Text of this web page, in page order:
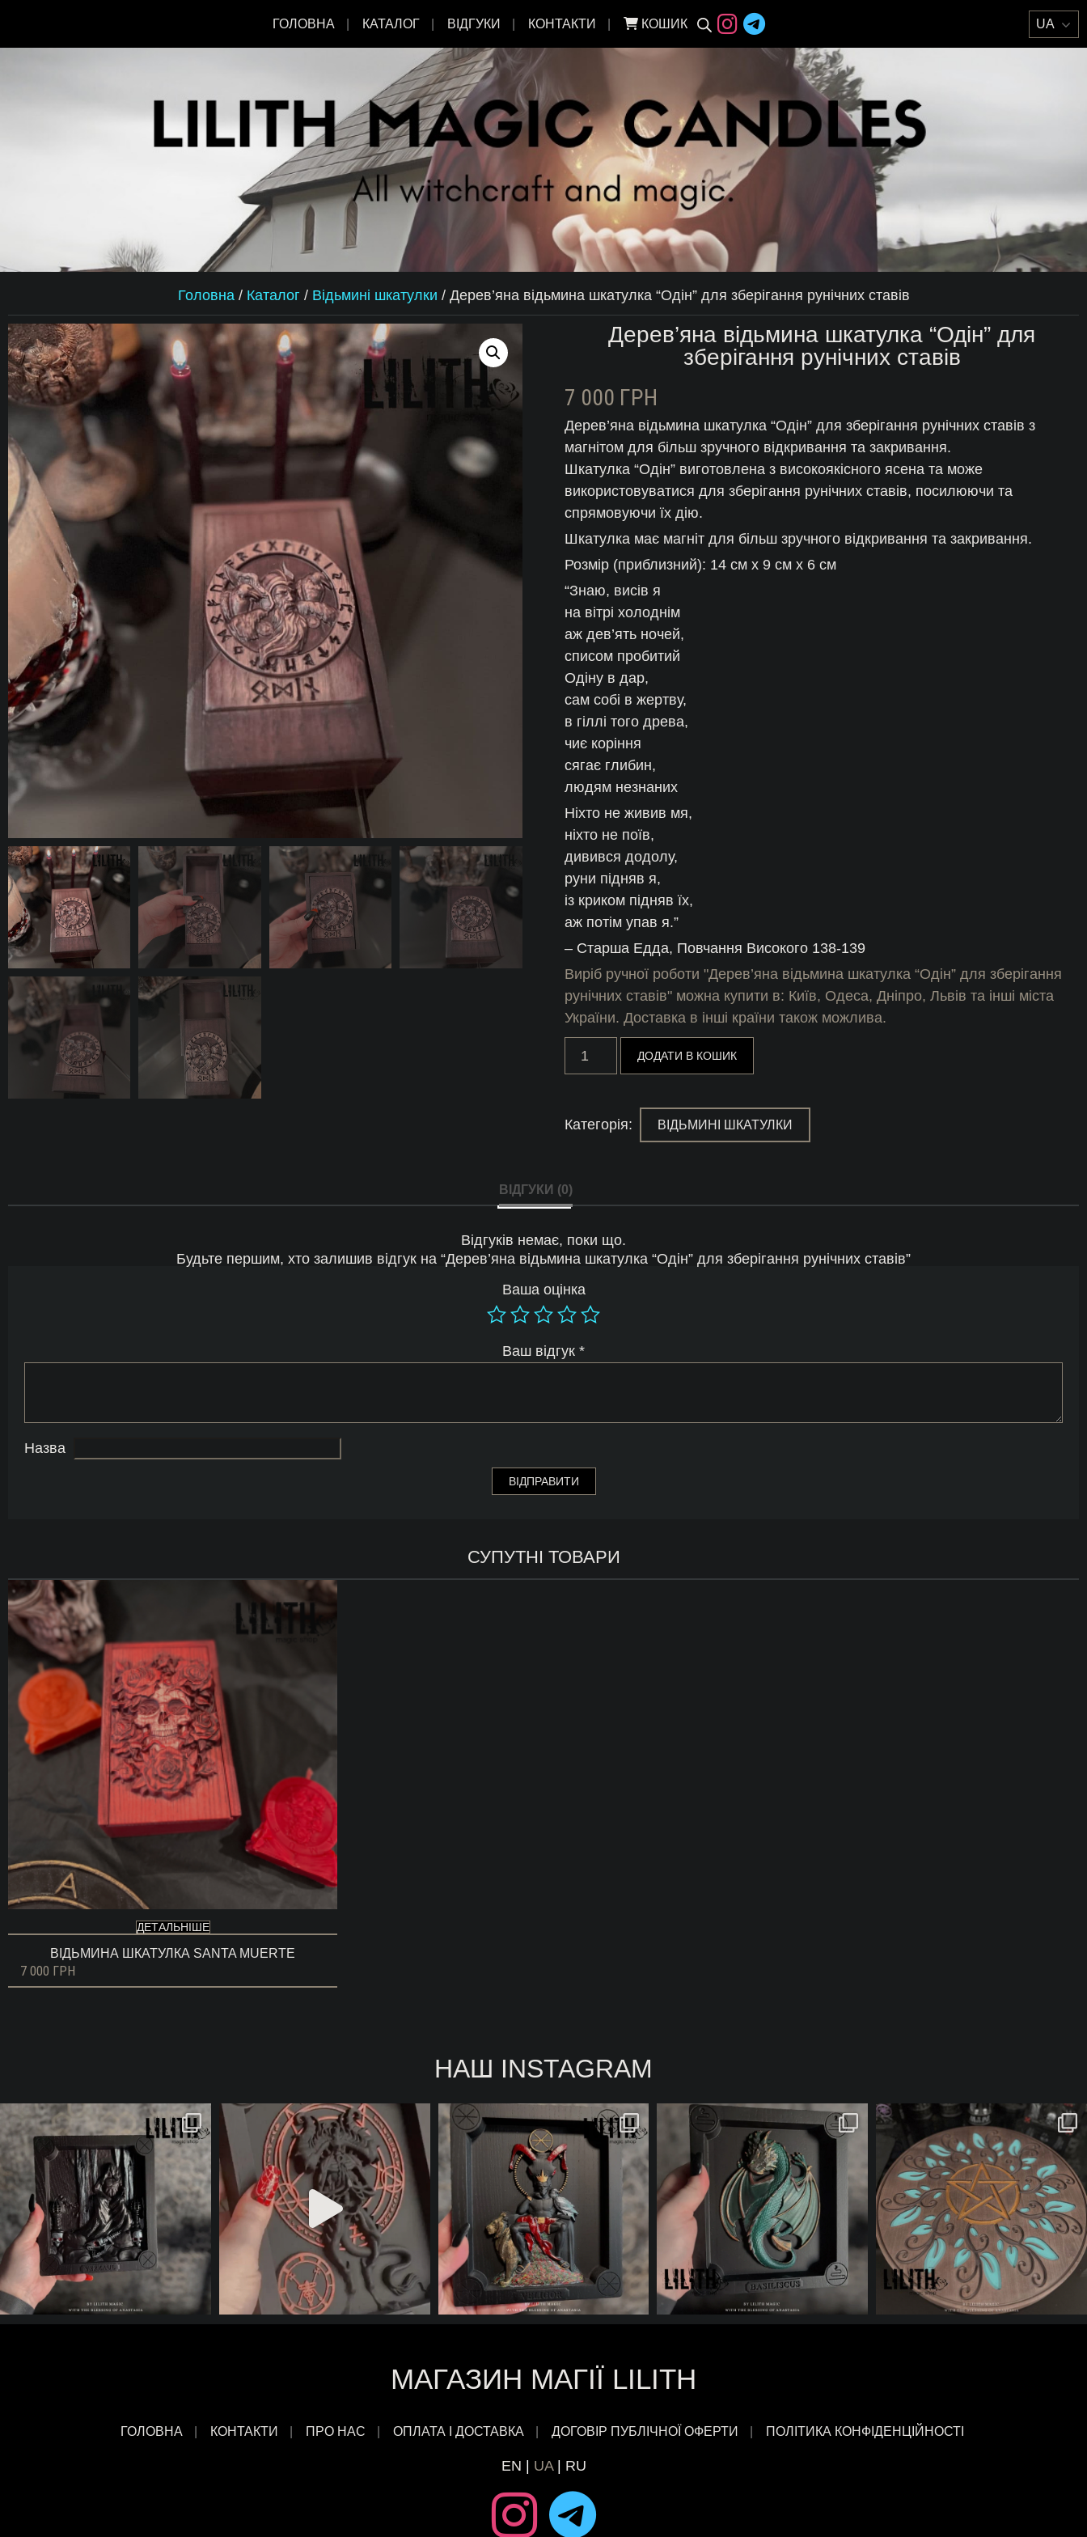
ГОЛОВНА КАТАЛОГ ВІДГУКИ КОНТАКТИ КОШИК
Головна/ Каталог / Відьмині шкатулки / Дерев’яна відьмина шкатулка “Одін” для зберігання рунічних ставів
Дерев’яна відьмина шкатулка “Одін” для
зберігання рунічних ставів
7 000 ГРН
Дерев’яна відьмина шкатулка “Одін” для зберігання рунічних ставів з
магнітом для більш зручного відкривання та закривання.
Шкатулка “Одін” виготовлена з високоякісного ясена та може
використовуватися для зберігання рунічних ставів, посилюючи та
спрямовуючи їх дію.
Шкатулка має магніт для більш зручного відкривання та закривання.
Розмір (приблизний): 14 cм x 9 см x 6 см
“Знаю, висів я
на вітрі холоднім
аж дев’ять ночей,
списом пробитий
Одіну в дар,
сам собі в жертву,
в гіллі того древа,
чиє коріння
сягає глибин,
людям незнаних
Ніхто не живив мя,
ніхто не поїв,
дивився додолу,
руни підняв я,
із криком підняв їх,
аж потім упав я.”
– Старша Едда, Повчання Високого 138-139
Виріб ручної роботи "Дерев’яна відьмина шкатулка “Одін” для зберігання
рунічних ставів" можна купити в: Київ, Одеса, Дніпро, Львів та інші міста
України. Доставка в інші країни також можлива.
відьмина
шкатулка
зберігання
рунічних
ДОДАТИ В КОШИК
Категорія: ВІДЬМИНІ ШКАТУЛКИ
ВІДГУКИ (0)
Відгуків немає, поки що.
Будьте першим, хто залишив відгук на “Дерев’яна відьмина шкатулка “Одін” для зберігання рунічних ставів”
Ваша оцінка
Ваш відгук *
Назва
СУПУТНІ ТОВАРИ
ДЕТАЛЬНІШЕ
ВІДЬМИНА ШКАТУЛКА SANTA MUERTE
7 000 ГРН
НАШ INSTAGRAM
МАГАЗИН МАГІЇ LILITH
ГОЛОВНА КОНТАКТИ ПРО НАС ОПЛАТА І ДОСТАВКА ДОГОВІР ПУБЛІЧНОЇ ОФЕРТИ ПОЛІТИКА КОНФІДЕНЦІЙНОСТІ
EN UA RU